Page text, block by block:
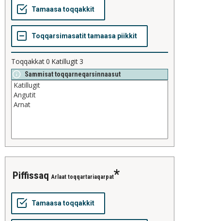
Toqqakkat0 Katillugit3
Sammisat toqqarneqarsinnaasut
piffissaq Arlaat toqqartariaqarpat